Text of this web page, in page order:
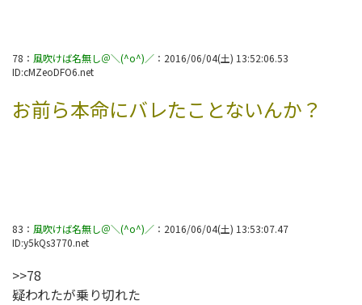
78 ： 風吹けば名無し＠＼(^o^)／ ： 2016/06/04(土) 13:52:06.53
ID:cMZeoDFO6.net
お前ら本命にバレたことないんか？
83 ： 風吹けば名無し＠＼(^o^)／ ： 2016/06/04(土) 13:53:07.47
ID:y5kQs3770.net
>>78
疑われたが乗り切れた